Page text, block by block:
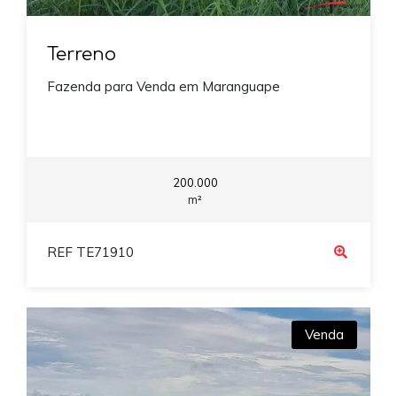
Terreno
Fazenda para Venda em Maranguape
200.000
m²
REF TE71910
Venda